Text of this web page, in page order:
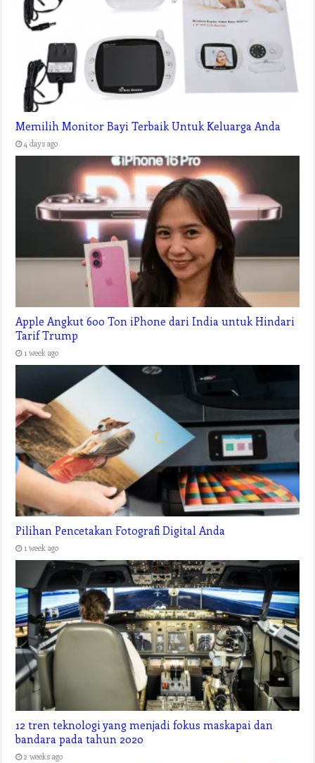
Memilih Monitor Bayi Terbaik Untuk Keluarga Anda
4 days ago
Apple Angkut 600 Ton iPhone dari India untuk Hindari
Tarif Trump
1 week ago
Pilihan Pencetakan Fotografi Digital Anda
1 week ago
12 tren teknologi yang menjadi fokus maskapai dan
bandara pada tahun 2020
2 weeks ago